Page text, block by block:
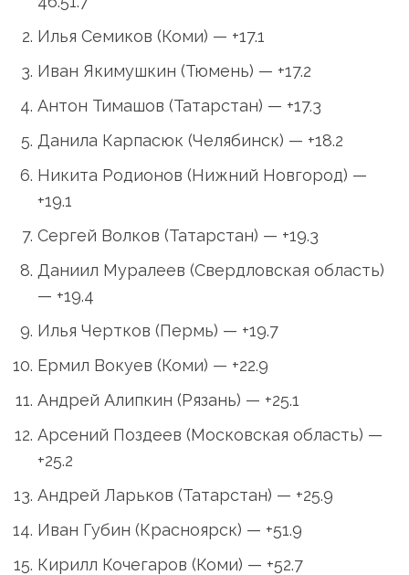
Илья Семиков (Коми) — +17.1
Иван Якимушкин (Тюмень) — +17.2
Антон Тимашов (Татарстан) — +17.3
Данила Карпасюк (Челябинск) — +18.2
Никита Родионов (Нижний Новгород) —
+19.1
Сергей Волков (Татарстан) — +19.3
Даниил Муралеев (Свердловская область)
— +19.4
Илья Чертков (Пермь) — +19.7
Ермил Вокуев (Коми) — +22.9
Андрей Алипкин (Рязань) — +25.1
Арсений Поздеев (Московская область) —
+25.2
Андрей Ларьков (Татарстан) — +25.9
Иван Губин (Красноярск) — +51.9
Кирилл Кочегаров (Коми) — +52.7